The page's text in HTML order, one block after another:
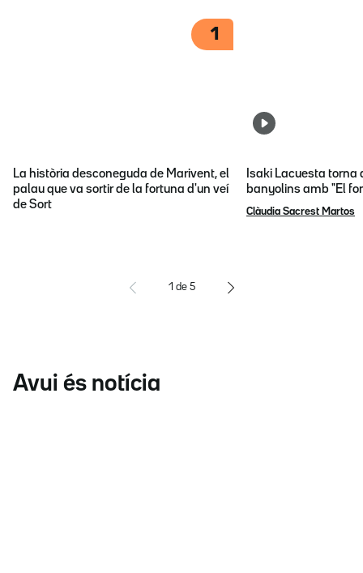
1
La història desconeguda de Marivent, el
palau que va sortir de la fortuna d'un veí
de Sort
Isaki Lacuesta torna
banyolins amb "El
Clàudia Sacrest Martos
1 de 5
Avui és notícia